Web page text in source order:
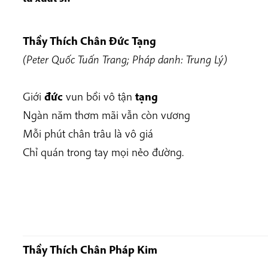
Thầy Thích Chân Đức Tạng
(Peter Quốc Tuấn Trang; Pháp danh: Trung Lý)
Giới đức vun bồi vô tận tạng
Ngàn năm thơm mãi vẫn còn vương
Mỗi phút chân trâu là vô giá
Chỉ quán trong tay mọi nẻo đường.
Thầy Thích Chân Pháp Kim